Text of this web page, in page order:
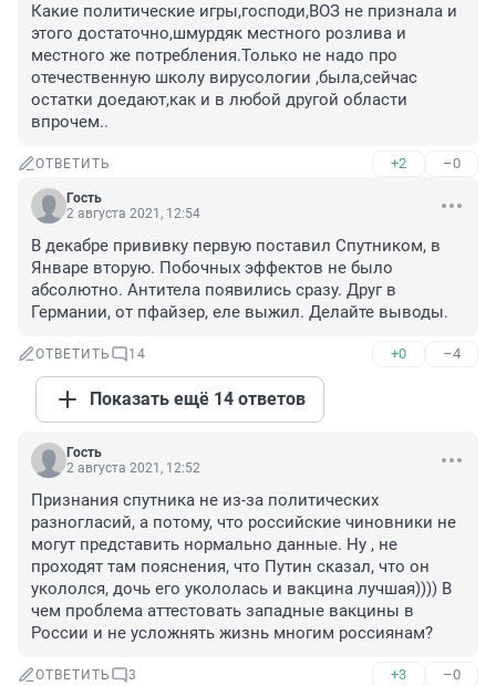
Какие политические игры,господи,ВОЗ не признала и
этого достаточно,шмурдяк местного розлива и
местного же потребления.Только не надо про
отечественную школу вирусологии ,была,сейчас
остатки доедают,как и в любой другой области
впрочем..
ОТВЕТИТЬ +2 –0
Гость
2 августа 2021, 12:54
В декабре прививку первую поставил Спутником, в
Январе вторую. Побочных эффектов не было
абсолютно. Антитела появились сразу. Друг в
Германии, от пфайзер, еле выжил. Делайте выводы.
ОТВЕТИТЬ 14 +0 –4
Показать ещё 14 ответов
Гость
2 августа 2021, 12:52
Признания спутника не из-за политических
разногласий, а потому, что российские чиновники не
могут представить нормально данные. Ну , не
проходят там пояснения, что Путин сказал, что он
укололся, дочь его укололась и вакцина лучшая)))) В
чем проблема аттестовать западные вакцины в
России и не усложнять жизнь многим россиянам?
ОТВЕТИТЬ 3 +3 –0